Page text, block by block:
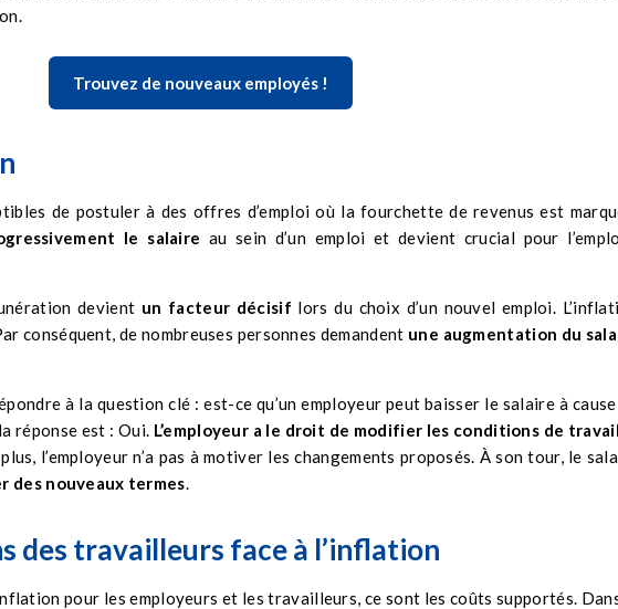
Trouvez de nouveaux employés !
de postuler à des offres d’emploi où la fourchette de revenus est
le salaire au sein d’un emploi et devient crucial pour
devient un facteur décisif lors du choix d’un nouvel emploi.
conséquent, de nombreuses personnes demandent une augmentation du
à la question clé :est-ce qu’un employeur peut baisser le salaire à
réponse est : Oui. L’employeur a le droit de modifier les conditions de
l’employeur n’a pas à motiver les changements proposés. À son tour, le
des nouveaux termes.
des travailleurs face à l’inflation
pour les employeurs et les travailleurs, ce sont les coûts supportés.